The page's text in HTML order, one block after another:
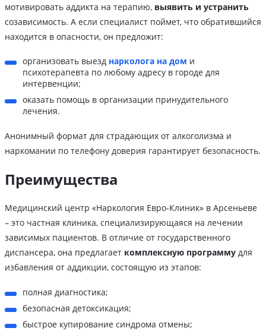
мотивировать аддикта на терапию, выявить и устранить
созависимость. А если специалист поймет, что обратившийся
находится в опасности, он предложит:
организовать выезд нарколога на дом и
психотерапевта по любому адресу в городе для
интервенции;
оказать помощь в организации принудительного
лечения.
Анонимный формат для страдающих от алкоголизма и
наркомании по телефону доверия гарантирует безопасность.
Преимущества
Медицинский центр «Наркология Евро-Клиник» в Арсеньеве
– это частная клиника, специализирующаяся на лечении
зависимых пациентов. В отличие от государственного
диспансера, она предлагает комплексную программу для
избавления от аддикции, состоящую из этапов:
полная диагностика;
безопасная детоксикация;
быстрое купирование синдрома отмены;